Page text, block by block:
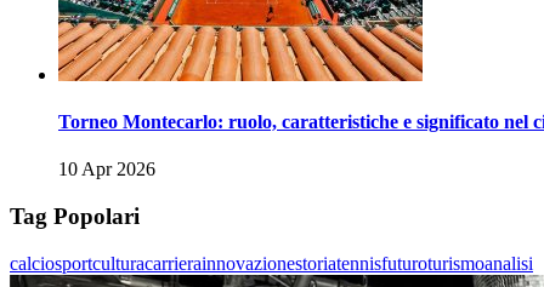
Torneo Montecarlo: ruolo, caratteristiche e significato nel
10 Apr 2026
Tag Popolari
calciosportculturacarrierainnovazionestoriatennisfuturoturismoanalisi